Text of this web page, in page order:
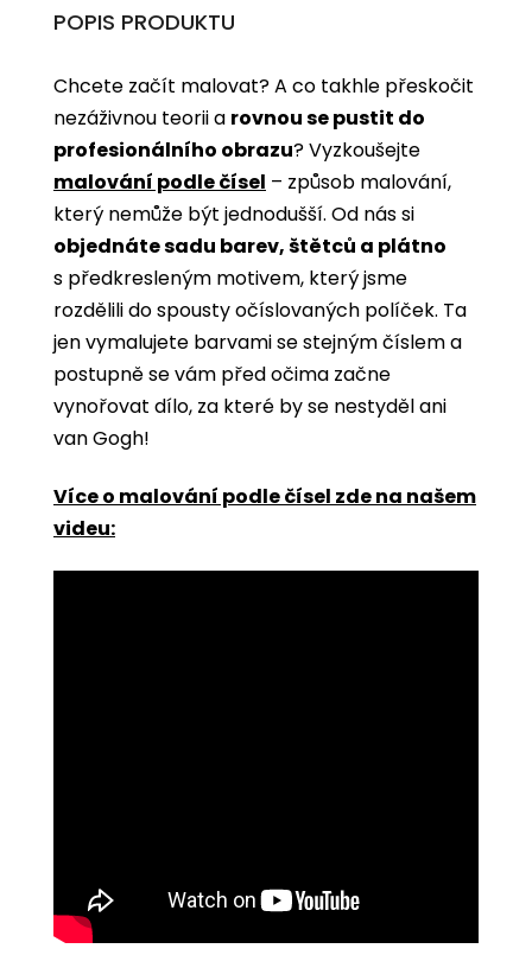
POPIS PRODUKTU
Chcete začít malovat? A co takhle přeskočit
nezáživnou teorii a rovnou se pustit do
profesionálního obrazu? Vyzkoušejte
malování podle čísel ­­– způsob malování,
který nemůže být jednodušší. Od nás si
objednáte sadu barev, štětců a plátno
s předkresleným motivem, který jsme
rozdělili do spousty očíslovaných políček. Ta
jen vymalujete barvami se stejným číslem a
postupně se vám před očima začne
vynořovat dílo, za které by se nestyděl ani
van Gogh!
Více o malování podle čísel zde na našem
videu: